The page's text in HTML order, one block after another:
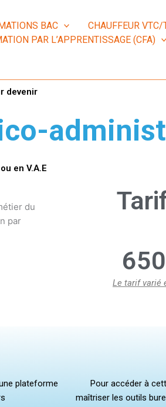
BAC
CHAUFFEUR VTC/
PAR L’APPRENTISSAGE (CFA)
devenir
en V.A.E
Le tarif varié
plateforme
Pour accéder à
maîtriser les outils